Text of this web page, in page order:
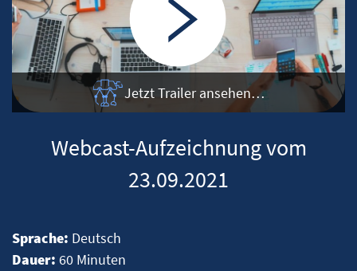
Jetzt Trailer ansehen…
Webcast-Aufzeichnung vom
23.09.2021
Sprache: Deutsch
Dauer: 60 Minuten